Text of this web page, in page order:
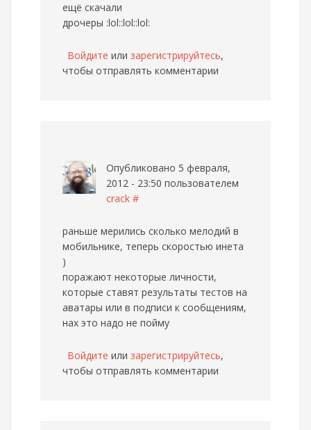
ещё скачали
дрочеры :lol::lol::lol:
Войдите или зарегистрируйтесь,
чтобы отправлять комментарии
Опубликовано 5 февраля,
2012 - 23:50 пользователем
crack #
раньше мерились сколько мелодий в
мобильнике, теперь скоростью инета
)
поражают некоторые личности,
которые ставят результаты тестов на
аватары или в подписи к сообщениям,
нах это надо не пойму
Войдите или зарегистрируйтесь,
чтобы отправлять комментарии